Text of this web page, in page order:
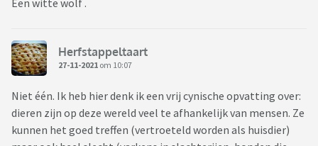
Een witte wolf .
Herfstappeltaart
27-11-2021 om 10:07
Niet één. Ik heb hier denk ik een vrij cynische opvatting over:
dieren zijn op deze wereld veel te afhankelijk van mensen. Ze
kunnen het goed treffen (vertroeteld worden als huisdier)